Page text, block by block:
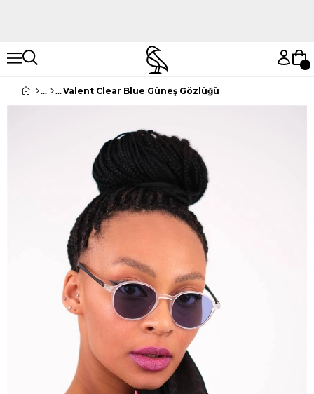
Valent Clear Blue Güneş Gözlüğü